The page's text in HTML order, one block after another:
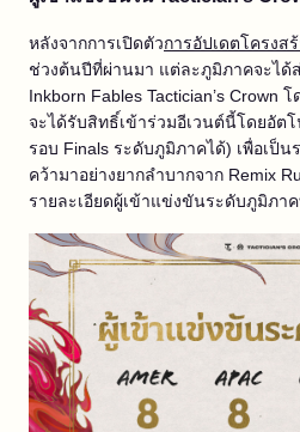
หลังจากการเปิดตัวการอัปเดตโครงส
ช่วงต้นปีที่ผ่านมา แต่ละภูมิภาคจะได้
Inkborn Fables Tactician’s Crown
จะได้รับสิทธิ์เข้าร่วมอีเวนต์นี้โดยอัต
รอบ Finals ระดับภูมิภาคได้) เพื่อเป็น
คว้ามาอย่างยากลำบากจาก Remix
รายละเอียดผู้เข้าแข่งขันระดับภูมิภา